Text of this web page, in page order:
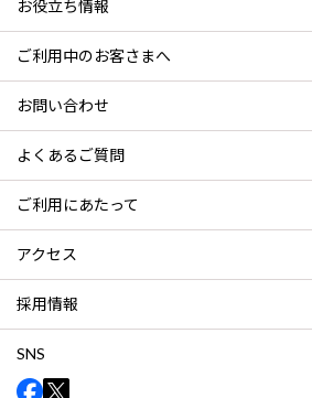
お役立ち情報
ご利用中のお客さまへ
お問い合わせ
よくあるご質問
ご利用にあたって
アクセス
採用情報
SNS